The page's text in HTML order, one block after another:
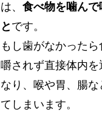
は、 食べ物を噛んで
と です。
もし歯がなかったら
嚼されず直接体内を
なり、喉や胃、腸な
てしまいます。